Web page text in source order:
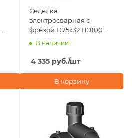
Седелка
электросварная с
фрезой D75х32 ПЭ100
SDR 11 Eurostandard
В наличии
4 335 руб./шт
В корзину